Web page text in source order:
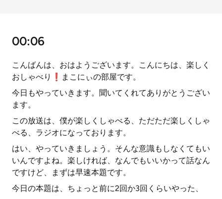
00:06
こんばんは、おはようございます。こんにちは、楽しく
おしゃべり❗まこにぃの部屋です。
今日もやっていきます。聞いてくれてありがとうござい
ます。
この放送は、僕が楽しくしゃべる、ただただ楽しくしゃ
べる、ラジオになっております。
はい、やっていきましょう。そんな意識もしなくてもい
いんですよね。楽しければ、なんでもいいかって話なん
ですけど、まずは早速本題です。
今日の本題は、ちょっと前に2回か3回くらいやった、